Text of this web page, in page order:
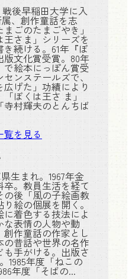
後早稲田大学に入
、創作童話を志
ごのたまごやき」
さま」シリーズを
続ける。61年『ぼ
版文化賞受賞。80年
で絵本にっぽん賞受
ンステールズで、
げた」功績により
ぼくは王さ ま」
村輝夫のとんちば
を見る
生まれ。1967年金
。教員生活を経て
後「風の子絵画教
り絵の個展を開く。
着色する技法によ
な表情の人物や動
作童話の作家とし
の昔話や世界の名作
手がける。出版さ
1985年度「ねこの
年度「そばの...